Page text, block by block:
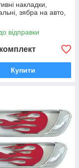
накладки,
зябра на авто,
відправки
Купити